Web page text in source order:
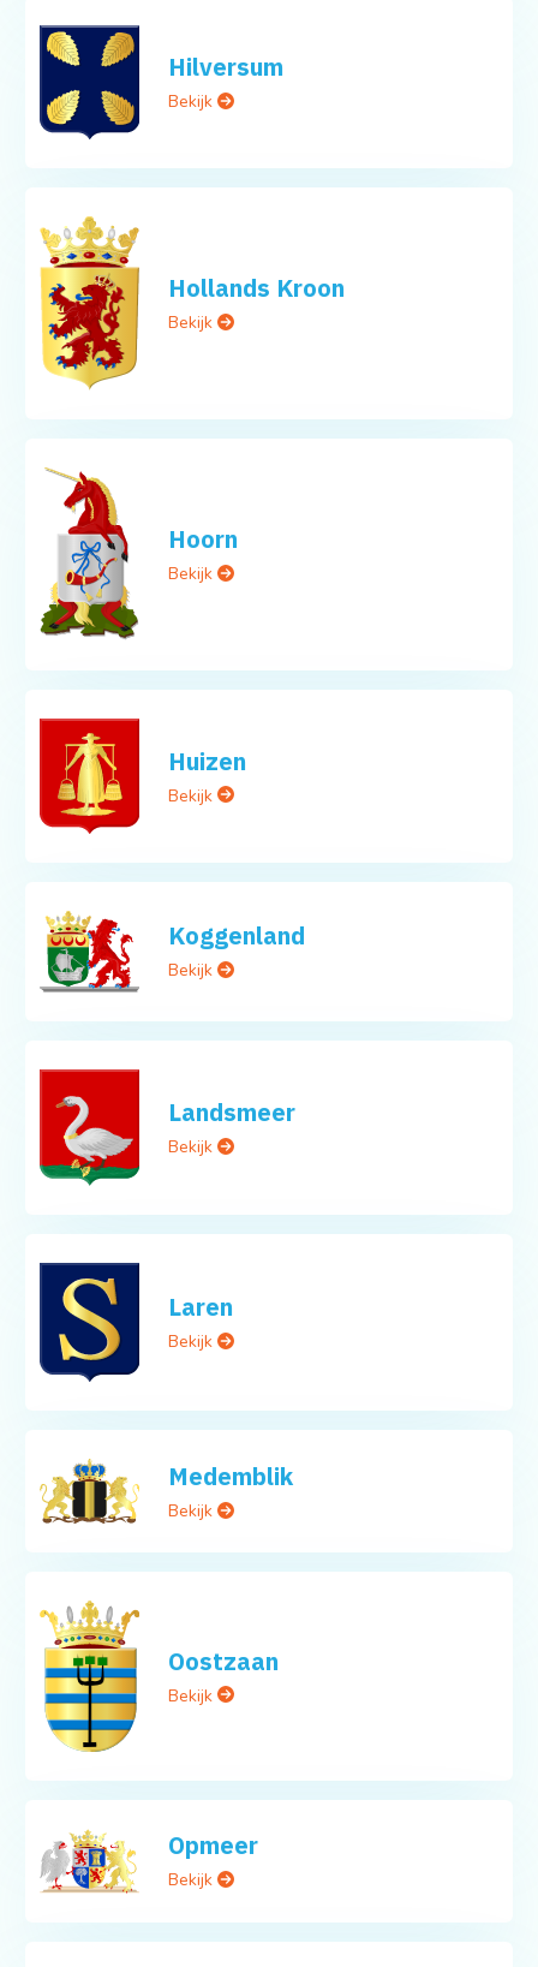
Hilversum
Bekijk
Hollands Kroon
Bekijk
Hoorn
Bekijk
Huizen
Bekijk
Koggenland
Bekijk
Landsmeer
Bekijk
Laren
Bekijk
Medemblik
Bekijk
Oostzaan
Bekijk
Opmeer
Bekijk